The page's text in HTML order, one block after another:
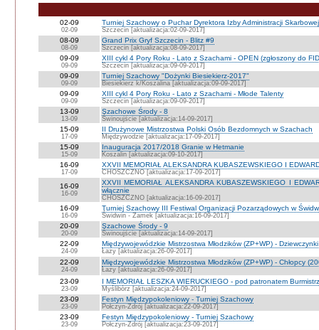
02-09
02-09
Turniej Szachowy o Puchar Dyrektora Izby Administracji
Szczecin [aktualizacja:02-09-2017]
08-09
08-09
Grand Prix Gryf Szczecin - Blitz #9
Szczecin [aktualizacja:08-09-2017]
09-09
09-09
XIII cykl 4 Pory Roku - Lato z Szachami - OPEN (zgłoszony do
Szczecin [aktualizacja:09-09-2017]
09-09
09-09
Turniej Szachowy "Dożynki Biesiekierz-2017"
Biesiekierz k/Koszalina [aktualizacja:09-09-2017]
09-09
09-09
XIII cykl 4 Pory Roku - Lato z Szachami - Młode Talenty
Szczecin [aktualizacja:09-09-2017]
13-09
13-09
Szachowe Środy - 8
Świnoujście [aktualizacja:14-09-2017]
15-09
17-09
II Drużynowe Mistrzostwa Polski Osób Bezdomnych w Szachach
Międzywodzie [aktualizacja:17-09-2017]
15-09
15-09
Inauguracja 2017/2018 Granie w Hetmanie
Koszalin [aktualizacja:09-10-2017]
16-09
17-09
XXVII MEMORIAŁ ALEKSANDRA KUBASZEWSKIEGO I
CHOSZCZNO [aktualizacja:17-09-2017]
16-09
16-09
XXVII MEMORIAŁ ALEKSANDRA KUBASZEWSKIEGO I
włącznie
CHOSZCZNO [aktualizacja:16-09-2017]
16-09
16-09
Turniej Szachowy III Festiwal Organizacji Pozarządowych w
Świdwin - Zamek [aktualizacja:16-09-2017]
20-09
20-09
Szachowe Środy - 9
Świnoujście [aktualizacja:14-09-2017]
22-09
24-09
Międzywojewódzkie Mistrzostwa Młodzików (ZP+WP) -
Łazy [aktualizacja:26-09-2017]
22-09
24-09
Międzywojewódzkie Mistrzostwa Młodzików (ZP+WP) - Chłopcy
Łazy [aktualizacja:26-09-2017]
23-09
23-09
I MEMORIAŁ LESZKA WIERUCKIEGO - pod patronatem
Myślibórz [aktualizacja:24-09-2017]
23-09
23-09
Festyn Międzypokoleniowy - Turniej Szachowy
Połczyn-Zdrój [aktualizacja:22-09-2017]
23-09
23-09
Festyn Międzypokoleniowy - Turniej Szachowy
Połczyn-Zdrój [aktualizacja:23-09-2017]